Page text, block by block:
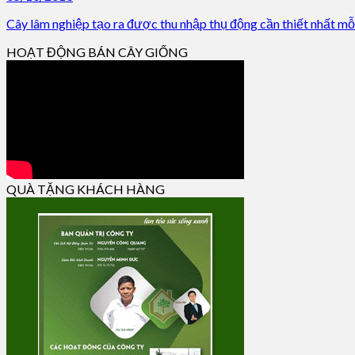
Cây lâm nghiệp tạo ra được thu nhập thụ động cần thiết nhất
HOẠT ĐỘNG BÁN CÂY GIỐNG
QUÀ TẶNG KHÁCH HÀNG